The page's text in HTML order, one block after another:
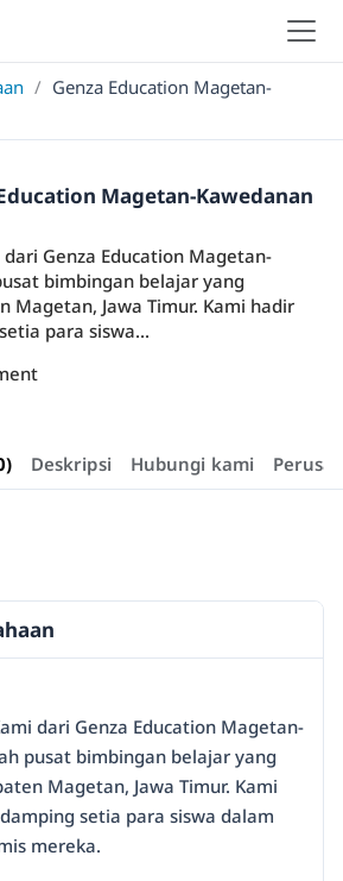
/ Genza Education Magetan-
Magetan-Kawedanan
Genza Education Magetan-
bimbingan belajar yang
Magetan, Jawa Timur. Kami hadir
para siswa...
Deskripsi Hubungi kami
dari Genza Education Magetan-
pusat bimbingan belajar yang
Magetan, Jawa Timur. Kami
setia para siswa dalam
mereka.